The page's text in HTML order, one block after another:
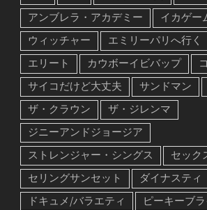
アンブレラ・アカデミー
イカゲー
ウィッチャー
エミリーパリへ行く
エリート
カウボーイビバップ
サイコだけど大丈夫
サンドマン
ザ・クラウン
ザ・ジレンマ
ジニーアンドジョージア
ストレンジャー・シングス
セック
セリングサンセット
ダイナスティ
ドキュメ/バラエティ
ピーキーブ